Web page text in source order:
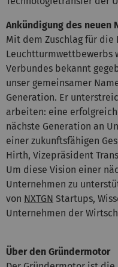
Ankündigung des neuen
Mit dem Zuschlag für die
Leuchtturmwettbewerbs
Verbundes bekannt
unser gemeinsamer
Generation. Er
arbeiten: eine
nächste Generation an
einer zukunftsfähigen
Hirth, Vizepräsident
Um diese Vision einer
Unternehmen zu
von NXTGN Startups,
Unternehmen der
Über den Gründermotor